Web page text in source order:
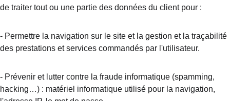
de traiter tout ou une partie des données du client pour :
- Permettre la navigation sur le site et la gestion et la traçabilité
des prestations et services commandés par l'utilisateur.
- Prévenir et lutter contre la fraude informatique (spamming,
hacking…) : matériel informatique utilisé pour la navigation,